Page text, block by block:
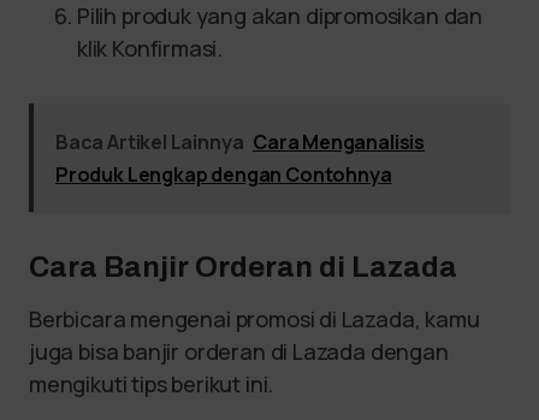
Pilih produk yang akan dipromosikan dan
klik Konfirmasi.
Baca Artikel Lainnya Cara Menganalisis
Produk Lengkap dengan Contohnya
Cara Banjir Orderan di Lazada
Berbicara mengenai promosi di Lazada, kamu
juga bisa banjir orderan di Lazada dengan
mengikuti tips berikut ini.